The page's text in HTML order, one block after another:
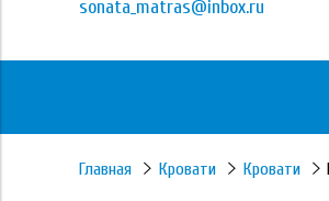
sonata_matras@inbox.ru
Главная Кровати Кровати